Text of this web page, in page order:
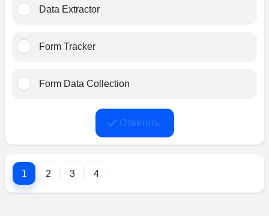
Data Extractor﻿
Form Tracker﻿
Form Data Collection﻿
Ответить
1 2 3 4